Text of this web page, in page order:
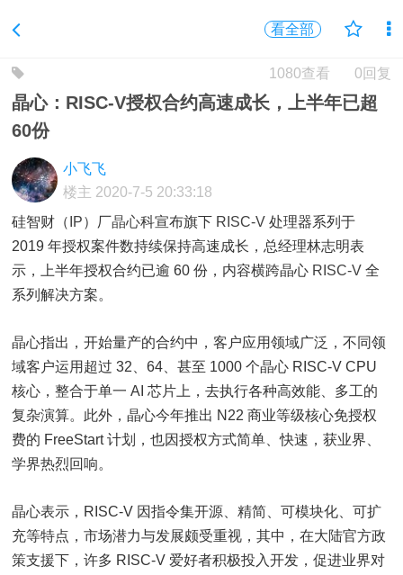
看全部
0回复
1080查看
晶心：RISC-V授权合约高速成长，上半年已超
60份
小飞飞
楼主 2020-7-5 20:33:18
硅智财（ IP）厂晶心科宣布旗下 RISC-V 处理器系列于
2019 年授权案件数持续保持高速成长，总经理林志明表
示，上半年授权合约已逾 60 份，内容横跨晶心 RISC-V 全
系列解决方案。
晶心指出，开始量产的合约中，客户应用领域广泛，不同领
域客户运用超过 32、64、甚至 1000 个晶心 RISC-V CPU
核心，整合于单一 AI 芯片上，去执行各种高效能、多工的
复杂演算。此外，晶心今年推出 N22 商业等级核心免授权
费的 FreeStart 计划，也因授权方式简单、快速，获业界、
学界热烈回响。
晶心表示，RISC-V 因指令集开源、精简、可模块化、可扩
充等特点，市场潜力与发展颇受重视，其中，在大陆官方政
策支援下，许多 RISC-V 爱好者积极投入开发，促进业界对